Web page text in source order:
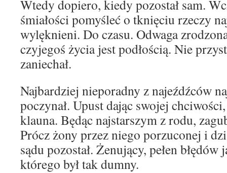
Wtedy dopiero, kiedy pozostał sam.
śmiałości pomyśleć o tknięciu rzeczy
wylęknieni. Do czasu. Odwaga
czyjegoś życia jest podłością. Nie
zaniechał.
Najbardziej nieporadny z najeźdźców
poczynał. Upust dając swojej
klauna. Będąc najstarszym z rodu,
Prócz żony przez niego porzuconej i
sądu pozostał. Żenujący, pełen
którego był tak dumny.